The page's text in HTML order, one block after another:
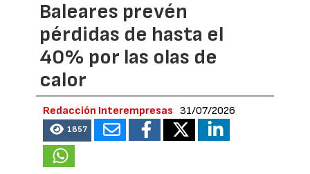
Baleares prevén
pérdidas de hasta el
40% por las olas de
calor
Redacción Interempresas 31/07/2026
1857